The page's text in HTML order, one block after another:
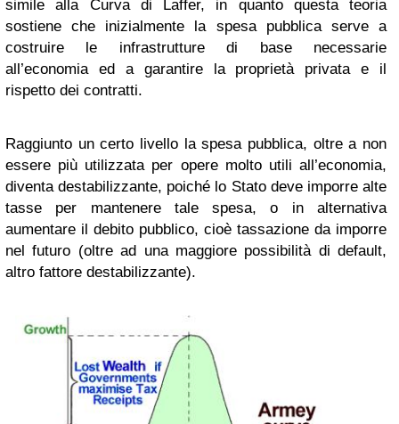
simile alla Curva di Laffer, in quanto questa teoria
sostiene che inizialmente la spesa pubblica serve a
costruire le infrastrutture di base necessarie
all’economia ed a garantire la proprietà privata e il
rispetto dei contratti.
Raggiunto un certo livello la spesa pubblica, oltre a non
essere più utilizzata per opere molto utili all’economia,
diventa destabilizzante, poiché lo Stato deve imporre alte
tasse per mantenere tale spesa, o in alternativa
aumentare il debito pubblico, cioè tassazione da imporre
nel futuro (oltre ad una maggiore possibilità di default,
altro fattore destabilizzante).